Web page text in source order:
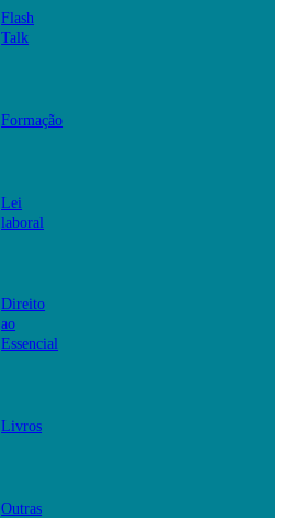
Flash
Talk
Formação
Lei
laboral
Direito
ao
Essencial
Livros
Outras